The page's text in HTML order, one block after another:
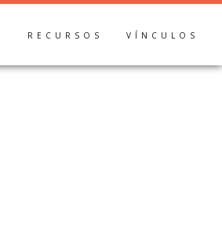
RECURSOS VÍNCULOS